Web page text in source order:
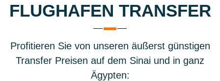
FLUGHAFEN TRANSFER
Profitieren Sie von unseren äußerst günstigen
Transfer Preisen auf dem Sinai und in ganz
Ägypten: